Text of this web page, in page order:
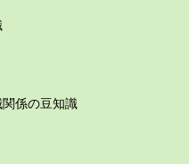
係の⾖知識